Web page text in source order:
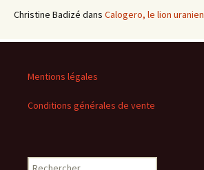
Christine Badizé dans Calogero, le lion uranien
Mentions légales
Conditions générales de vente
Rechercher :